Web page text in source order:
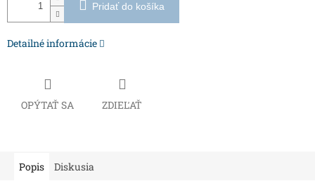
Pridať do košíka
Detailné informácie
OPÝTAŤ SA ZDIEĽAŤ
Popis Diskusia